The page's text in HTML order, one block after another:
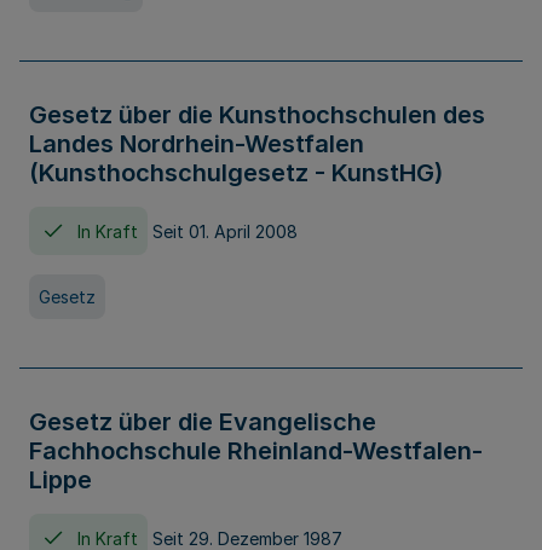
Gesetz über die Kunsthochschulen des
Landes Nordrhein-Westfalen
(Kunsthochschulgesetz - KunstHG)
In Kraft Seit 01. April 2008
Gesetz
Gesetz über die Evangelische
Fachhochschule Rheinland-Westfalen-
Lippe
In Kraft Seit 29. Dezember 1987